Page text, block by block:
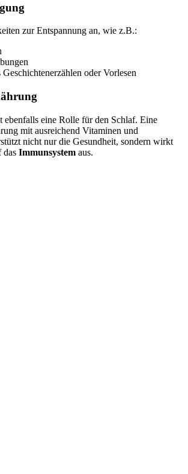
zur Entspannung an, wie z.B.:
Geschichtenerzählen oder Vorlesen
ebenfalls eine Rolle für den Schlaf. Eine
mit ausreichend Vitaminen und
nicht nur die Gesundheit, sondern wirkt
das Immunsystem aus.